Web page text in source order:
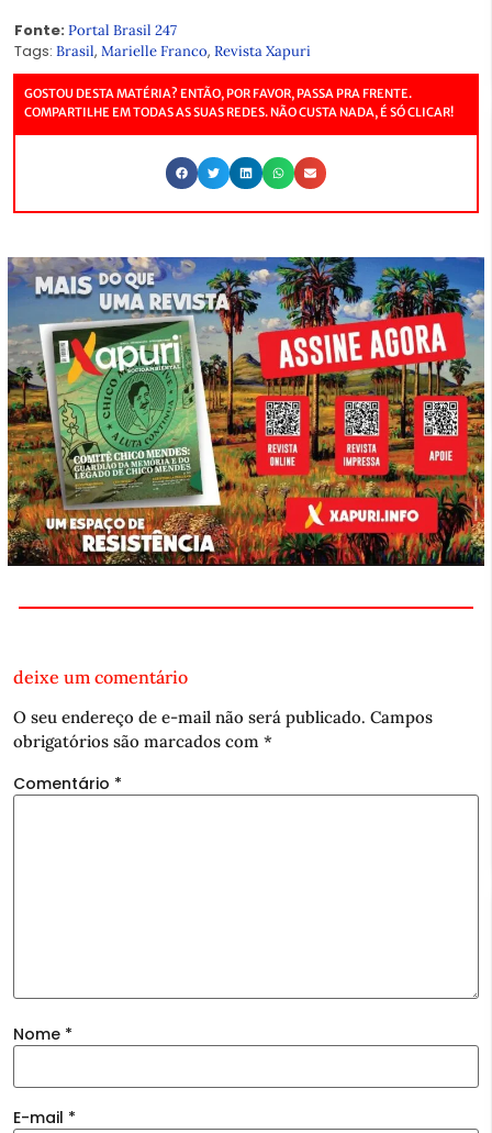
Fonte: Portal Brasil 247
Tags: Brasil, Marielle Franco, Revista Xapuri
GOSTOU DESTA MATÉRIA? ENTÃO, POR FAVOR, PASSA PRA FRENTE.
COMPARTILHE EM TODAS AS SUAS REDES. NÃO CUSTA NADA, É SÓ CLICAR!
deixe um comentário
O seu endereço de e-mail não será publicado. Campos
obrigatórios são marcados com *
Comentário *
Nome *
E-mail *